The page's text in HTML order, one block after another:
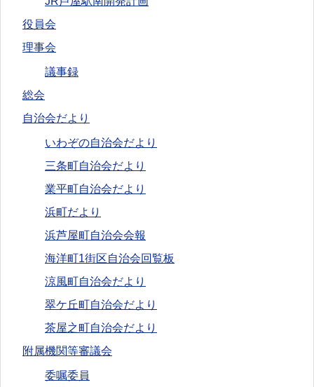
役員会
理事会
議事録
総会
自治会だより
いわぞの自治会だより
三条町自治会だより
業平町自治会だより
浜町だより
浜芦屋町自治会会報
海洋町1街区自治会回覧板
涼風町自治会だより
翠ケ丘町自治会だより
茶屋之町自治会だより
附属機関等審議会
委嘱委員